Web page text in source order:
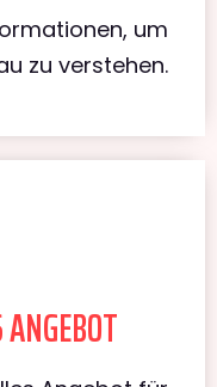
um
zu verstehen.